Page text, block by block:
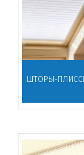
ШТОРЫ-